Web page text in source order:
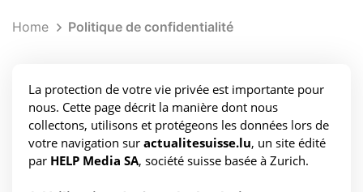
Home Politique de confidentialité
La protection de votre vie privée est importante pour
nous. Cette page décrit la manière dont nous
collectons, utilisons et protégeons les données lors de
votre navigation sur actualitesuisse.lu, un site édité
par HELP Media SA, société suisse basée à Zurich.